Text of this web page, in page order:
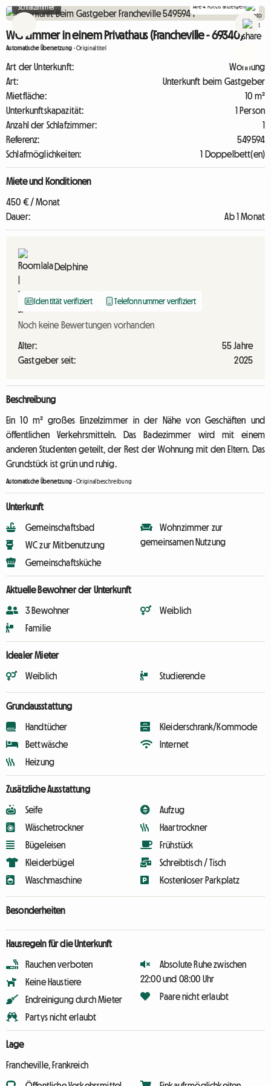
Schlafzimmer Alle 4 Fotos anzeigen
WG-Zimmer in einem Privathaus (Francheville - 69340)
Automatische Übersetzung -Originaltitel
Art der Unterkunft:
Wohnung
Art:
Unterkunft beim Gastgeber
Mietfläche:
10 m²
Unterkunftskapazität:
1 Person
Anzahl der Schlafzimmer:
1
Referenz:
549594
Schlafmöglichkeiten:
1 Doppelbett(en)
Miete und Konditionen
450 € / Monat
Dauer:
Ab 1 Monat
Delphine
Identität verifiziert Telefonnummer verifiziert
Noch keine Bewertungen vorhanden
Alter:
55 Jahre
Gastgeber seit:
2025
Beschreibung
Ein 10 m² großes Einzelzimmer in der Nähe von Geschäften und
öffentlichen Verkehrsmitteln. Das Badezimmer wird mit einem
anderen Studenten geteilt, der Rest der Wohnung mit den Eltern. Das
Grundstück ist grün und ruhig.
Automatische Übersetzung -Originalbeschreibung
Unterkunft
Gemeinschaftsbad
WC zur Mitbenutzung
Gemeinschaftsküche
Wohnzimmer zur
gemeinsamen Nutzung
Aktuelle Bewohner der Unterkunft
3 Bewohner
Familie
Weiblich
Idealer Mieter
Weiblich Studierende
Grundausstattung
Handtücher
Bettwäsche
Heizung
Kleiderschrank/Kommode
Internet
Zusätzliche Ausstattung
Seife
Wäschetrockner
Bügeleisen
Kleiderbügel
Waschmaschine
Aufzug
Haartrockner
Frühstück
Schreibtisch / Tisch
Kostenloser Parkplatz
Besonderheiten
Hausregeln für die Unterkunft
Rauchen verboten
Keine Haustiere
Endreinigung durch Mieter
Partys nicht erlaubt
Absolute Ruhe zwischen
22:00 und 08:00 Uhr
Paare nicht erlaubt
Lage
Francheville, Frankreich